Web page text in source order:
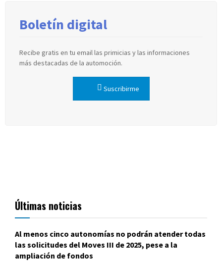
Boletín digital
Recibe gratis en tu email las primicias y las informaciones
más destacadas de la automoción.
Suscribirme
Últimas noticias
Al menos cinco autonomías no podrán atender todas
las solicitudes del Moves III de 2025, pese a la
ampliación de fondos